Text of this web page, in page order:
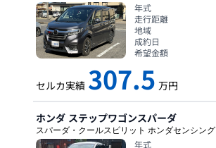
年式
走行距離
地域
成約日
希望金額
セルカ実績 307.5 万円
ホンダ ステップワゴンスパーダ
スパーダ・クールスピリット ホンダセンシング
年式